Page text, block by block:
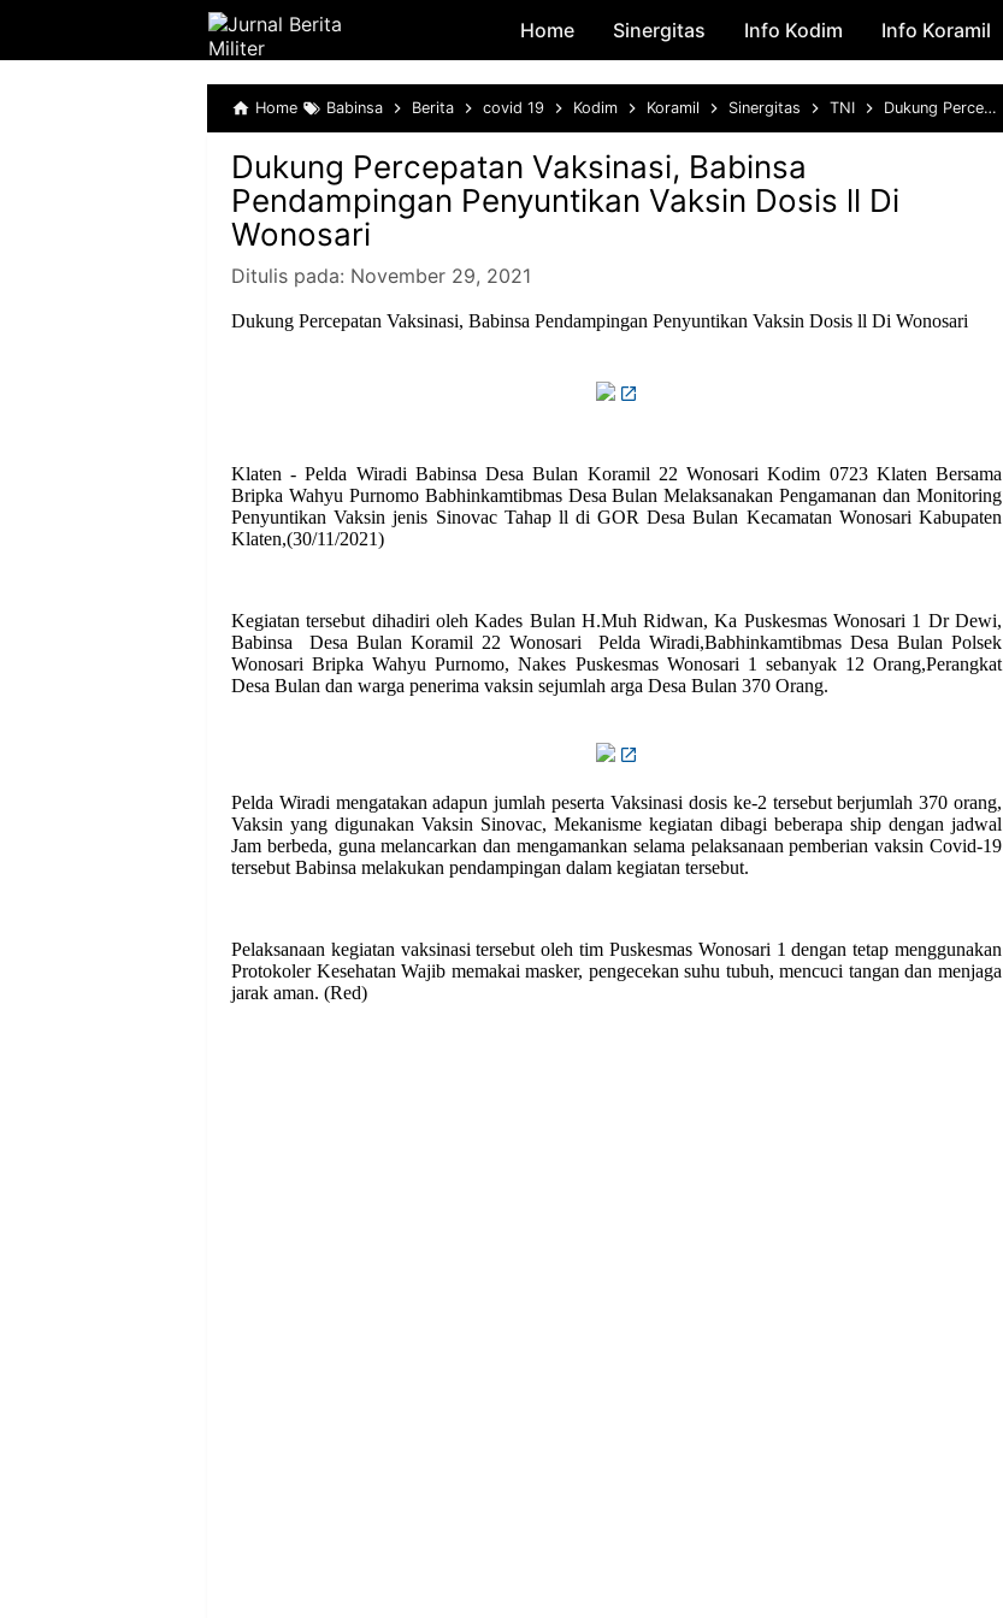
Skip to main content
Home Sinergitas Info Kodim Info Koramil
Home Babinsa Berita covid 19 Kodim Koramil Sinergitas TNI Dukung Percepatan Vaksinasi, Babinsa Pendampingan Penyuntikan Vaksin Dosis ll Di Wonosari
Dukung Percepatan Vaksinasi, Babinsa
Pendampingan Penyuntikan Vaksin Dosis ll Di
Wonosari
Ditulis pada: November 29, 2021
Dukung Percepatan Vaksinasi, Babinsa Pendampingan Penyuntikan Vaksin Dosis ll Di Wonosari
Klaten - Pelda Wiradi Babinsa Desa Bulan Koramil 22 Wonosari Kodim 0723 Klaten Bersama
Bripka Wahyu Purnomo Babhinkamtibmas Desa Bulan Melaksanakan Pengamanan dan Monitoring
Penyuntikan Vaksin jenis Sinovac Tahap ll di GOR Desa Bulan Kecamatan Wonosari Kabupaten
Klaten,(30/11/2021)
Kegiatan tersebut dihadiri oleh Kades Bulan H.Muh Ridwan, Ka Puskesmas Wonosari 1 Dr Dewi,
Babinsa Desa Bulan Koramil 22 Wonosari Pelda Wiradi,Babhinkamtibmas Desa Bulan Polsek
Wonosari Bripka Wahyu Purnomo, Nakes Puskesmas Wonosari 1 sebanyak 12 Orang,Perangkat
Desa Bulan dan warga penerima vaksin sejumlah arga Desa Bulan 370 Orang.
Pelda Wiradi mengatakan adapun jumlah peserta Vaksinasi dosis ke-2 tersebut berjumlah 370 orang,
Vaksin yang digunakan Vaksin Sinovac, Mekanisme kegiatan dibagi beberapa ship dengan jadwal
Jam berbeda, guna melancarkan dan mengamankan selama pelaksanaan pemberian vaksin Covid-19
tersebut Babinsa melakukan pendampingan dalam kegiatan tersebut.
Pelaksanaan kegiatan vaksinasi tersebut oleh tim Puskesmas Wonosari 1 dengan tetap menggunakan
Protokoler Kesehatan Wajib memakai masker, pengecekan suhu tubuh, mencuci tangan dan menjaga
jarak aman. (Red)